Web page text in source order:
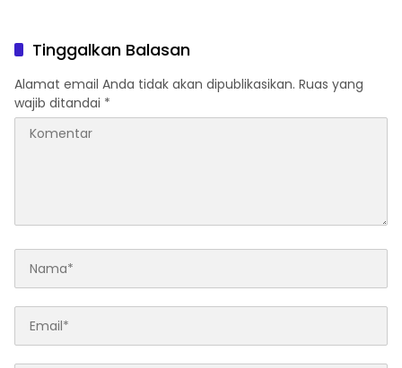
Tinggalkan Balasan
Alamat email Anda tidak akan dipublikasikan. Ruas yang
wajib ditandai *